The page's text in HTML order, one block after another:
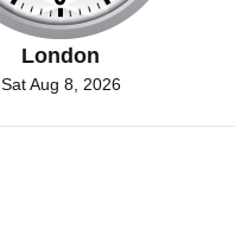
London
Sat Aug 8, 2026